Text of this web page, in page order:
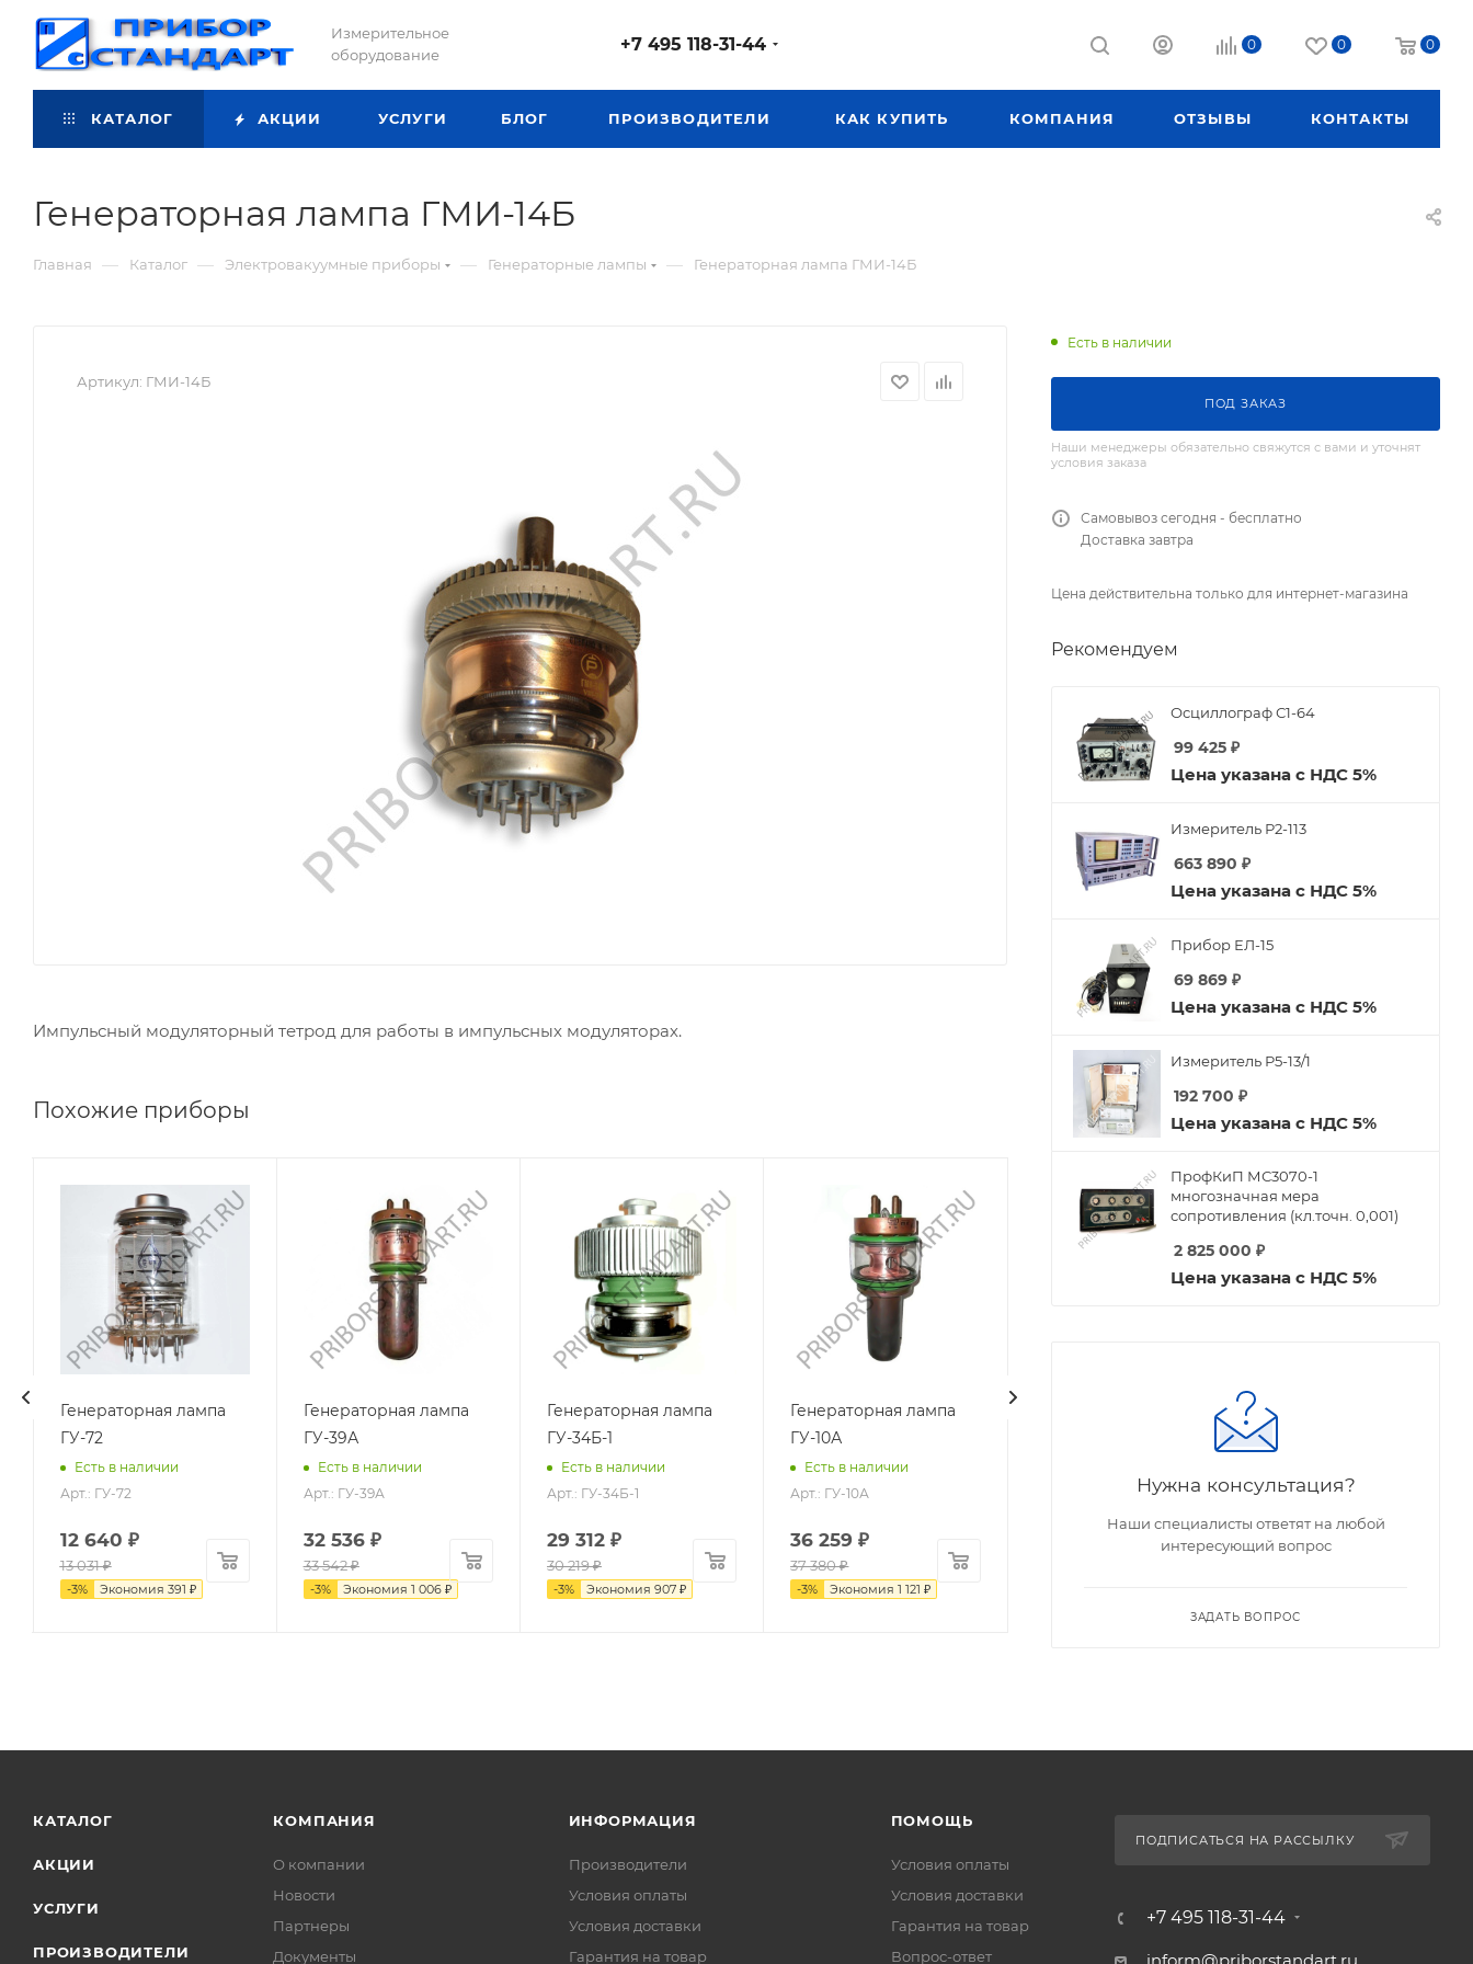
Измерительное
оборудование
+7 495 118-31-44 0 0 0
КАТАЛОГ АКЦИИ УСЛУГИ БЛОГ ПРОИЗВОДИТЕЛИ КАК КУПИТЬ КОМПАНИЯ ОТЗЫВЫ КОНТАКТЫ
Генераторная лампа ГМИ-14Б
Главная — Каталог — Электровакуумные приборы — Генераторные лампы — Генераторная лампа ГМИ-14Б
Артикул: ГМИ-14Б
Импульсный модуляторный тетрод для работы в импульсных модуляторах.
Похожие приборы
Генераторная лампа
ГУ-72
Есть в наличии
Арт.: ГУ-72
12 640 ₽
13 031₽
-3% Экономия 391 ₽
Генераторная лампа
ГУ-39А
Есть в наличии
Арт.: ГУ-39А
32 536₽
33 542₽
-3% Экономия 1 006₽
Генераторная лампа
ГУ-34Б-1
Есть в наличии
Арт.: ГУ-34Б-1
29 312 ₽
30 219₽
-3% Экономия 907 ₽
Генераторная лампа
ГУ-10А
Есть в наличии
Арт.: ГУ-10А
36 259 ₽
37 380₽
-3% Экономия 1 121 ₽
Генераторная лампа
Арт.: ГУ-74Б
Есть в наличии
ПОД ЗАКАЗ
Наши менеджеры обязательно свяжутся с вами и уточнят
условия заказа
Самовывоз сегодня - бесплатно
Доставка завтра
Цена действительна только для интернет-магазина
Рекомендуем
Осциллограф С1-64
99 425 ₽
Цена указана с НДС 5%
Измеритель Р2-113
663 890 ₽
Цена указана с НДС 5%
Прибор ЕЛ-15
69 869 ₽
Цена указана с НДС 5%
Измеритель Р5-13/1
192 700 ₽
Цена указана с НДС 5%
ПрофКиП МС3070-1
многозначная мера
сопротивления (кл.точн. 0,001)
2 825 000 ₽
Цена указана с НДС 5%
Нужна консультация?
Наши специалисты ответят на любой
интересующий вопрос
ЗАДАТЬ ВОПРОС
КАТАЛОГ
АКЦИИ
УСЛУГИ
ПРОИЗВОДИТЕЛИ
КОМПАНИЯ
О компании
Новости
Партнеры
Документы
ИНФОРМАЦИЯ
Производители
Условия оплаты
Условия доставки
Гарантия на товар
ПОМОЩЬ
Условия оплаты
Условия доставки
Гарантия на товар
Вопрос-ответ
ПОДПИСАТЬСЯ НА РАССЫЛКУ
+7 495 118-31-44